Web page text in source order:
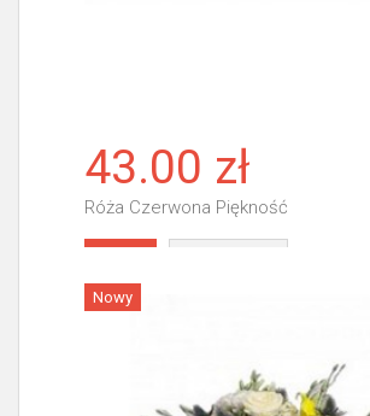
43.00 zł
Róża Czerwona Piękność
Nowy